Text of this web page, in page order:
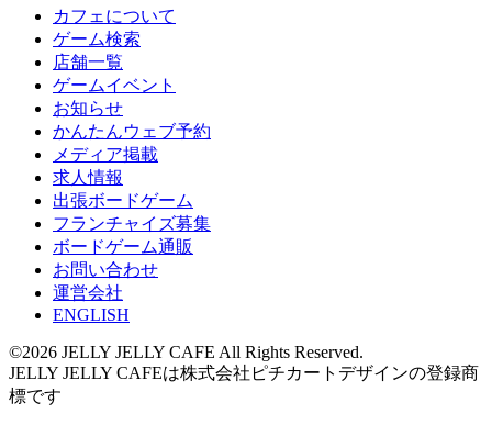
カフェについて
ゲーム検索
店舗一覧
ゲームイベント
お知らせ
かんたんウェブ予約
メディア掲載
求人情報
出張ボードゲーム
フランチャイズ募集
ボードゲーム通販
お問い合わせ
運営会社
ENGLISH
©2026 JELLY JELLY CAFE All Rights Reserved.
JELLY JELLY CAFEは株式会社ピチカートデザインの登録商
標です